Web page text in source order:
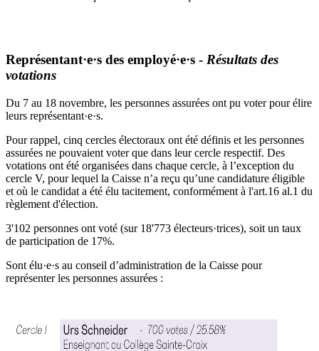
Représentant·e·s des employé·e·s - Résultats des
votations
Du 7 au 18 novembre, les personnes assurées ont pu voter pour élire
leurs représentant·e·s.
Pour rappel, cinq cercles électoraux ont été définis et les personnes
assurées ne pouvaient voter que dans leur cercle respectif. Des
votations ont été organisées dans chaque cercle, à l’exception du
cercle V, pour lequel la Caisse n’a reçu qu’une candidature éligible
et où le candidat a été élu tacitement, conformément à l'art.16 al.1 du
règlement d'élection.
3'102 personnes ont voté (sur 18'773 électeurs·trices), soit un taux
de participation de 17%.
Sont élu·e·s au conseil d’administration de la Caisse pour
représenter les personnes assurées :